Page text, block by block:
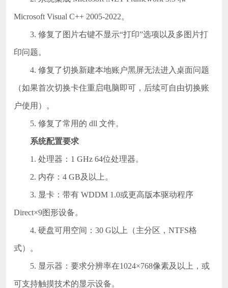
Microsoft Visual C++ 2005-2022。
3. 修复了图片右键不显示“打印”选项以及多图片打
印问题。
4. 修复了切换新建本地账户黑屏无法进入桌面问题
（如果首次切换卡住重启电脑即可，后续可自由切换账
户使用）。
5. 修复了常用的 dll 文件。
系统配置要求
1. 处理器：1 GHz 64位处理器。
2. 内存：4 GB及以上。
3. 显卡：带有 WDDM 1.0或更高版本驱动程序
Direct×9图形设备。
4. 硬盘可用空间：30 G以上（主分区，NTFS格
式）。
5. 显示器：要求分辨率在1024×768像素及以上，或
可支持触摸技术的显示设备。